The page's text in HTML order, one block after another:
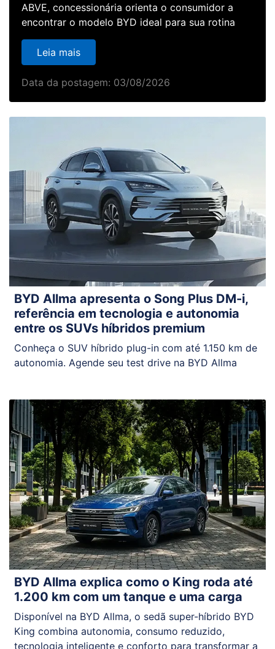
ABVE, concessionária orienta o consumidor a
encontrar o modelo BYD ideal para sua rotina
Leia mais
Data da postagem: 03/08/2026
BYD Allma apresenta o Song Plus DM-i,
referência em tecnologia e autonomia
entre os SUVs híbridos premium
Conheça o SUV híbrido plug-in com até 1.150 km de
autonomia. Agende seu test drive na BYD Allma
BYD Allma explica como o King roda até
1.200 km com um tanque e uma carga
Disponível na BYD Allma, o sedã super-híbrido BYD
King combina autonomia, consumo reduzido,
tecnologia inteligente e conforto para transformar a